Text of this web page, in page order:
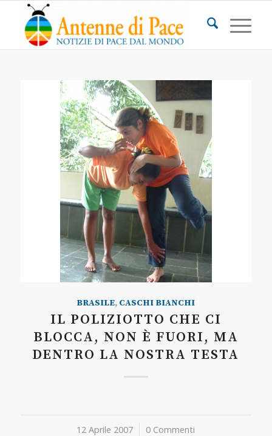
BRASILE, CASCHI BIANCHI
IL POLIZIOTTO CHE CI
BLOCCA, NON È FUORI, MA
DENTRO LA NOSTRA TESTA
12 Aprile 2007
/ 0 Commenti